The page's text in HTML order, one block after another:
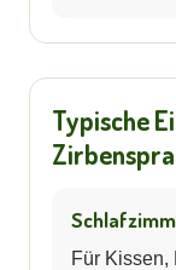
Typische
Für Kissen,